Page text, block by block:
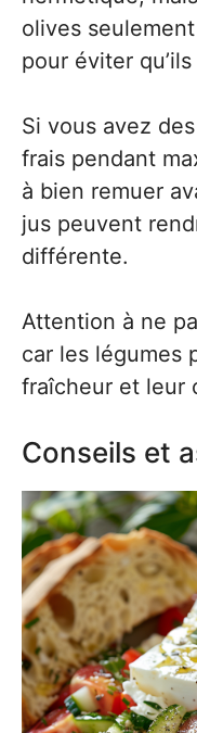
olives
pour éviter
Si vous avez
frais pendant
à bien remuer
jus peuvent
différente.
Attention à ne
car les légumes
fraîcheur et leur
Conseils et